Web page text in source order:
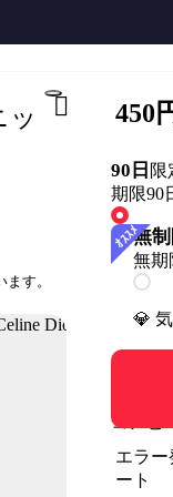
す。
450
90日 限
期限90
無
無期
💎
コンビ
エラー
ート